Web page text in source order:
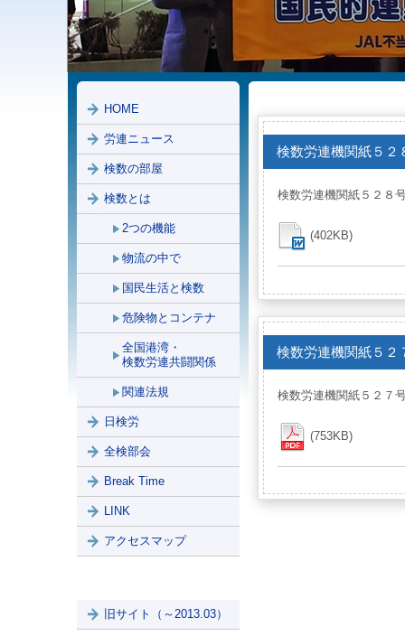
検数労連機関紙５２
検数労連機関紙５２８
(402KB)
検数労連機関紙５２
検数労連機関紙５２７
(753KB)
HOME
労連ニュース
検数の部屋
検数とは
2つの機能
物流の中で
国民生活と検数
危険物とコンテナ
全国港湾・
検数労連共闘関係
関連法規
日検労
全検部会
Break Time
LINK
アクセスマップ
旧サイト（～2013.03）